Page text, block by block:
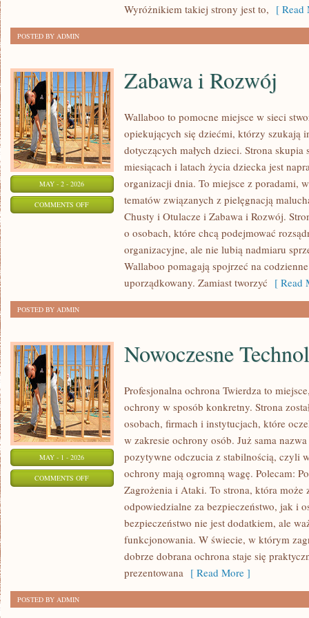
Wyróżnikiem takiej strony jest to, [ Read
POSTED BY ADMIN
MAY - 2 - 2026
COMMENTS OFFON
Zabawa i Rozwój
Wallaboo to pomocne miejsce w sieci
opiekujących się dziećmi, którzy szukają
dotyczących małych dzieci. Strona
miesiącach i latach życia dziecka jest
organizacji dnia. To miejsce z poradami,
tematów związanych z pielęgnacją
Chusty i Otulacze i Zabawa i Rozwój.
o osobach, które chcą podejmować
organizacyjne, ale nie lubią nadmiaru
Wallaboo pomagają spojrzeć na
uporządkowany. Zamiast tworzyć [ Read
POSTED BY ADMIN
MAY - 1 - 2026
COMMENTS OFFON
NOWOCZESNE
TECHNOLOGIE
Nowoczesne
Profesjonalna ochrona Twierdza to
ochrony w sposób konkretny. Strona
osobach, firmach i instytucjach, które
w zakresie ochrony osób. Już sama
pozytywne odczucia z stabilnością, czyli
ochrony mają ogromną wagę. Polecam:
Zagrożenia i Ataki. To strona, która może
odpowiedzialne za bezpieczeństwo, jak i
bezpieczeństwo nie jest dodatkiem, ale
funkcjonowania. W świecie, w którym
dobrze dobrana ochrona staje się
prezentowana [ Read More ]
POSTED BY ADMIN